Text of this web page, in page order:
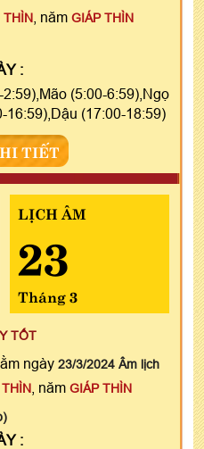
THÌN , năm GIÁP THÌN
:
(5:00-6:59),Ngọ
16:59),Dậu (17:00-18:59)
TIẾT
LỊCH ÂM
23
Tháng 3
TỐT
ngày 23/3/2024 Âm lịch
, năm GIÁP THÌN
: